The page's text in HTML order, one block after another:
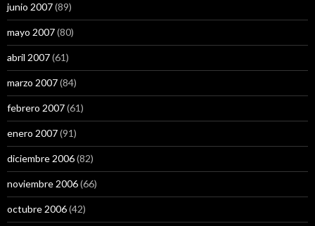
junio 2007(89)
mayo 2007(80)
abril 2007(61)
marzo 2007(84)
febrero 2007(61)
enero 2007(91)
diciembre 2006(82)
noviembre 2006(66)
octubre 2006(42)